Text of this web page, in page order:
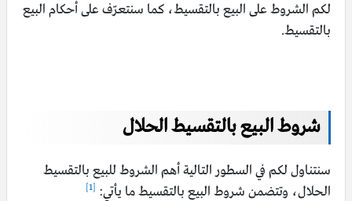
لكم الشروط على البيع بالتقسيط، كما سنتعرّف على أحكام البيع
بالتقسيط.
شروط البيع بالتقسيط الحلال
سنتناول لكم في السطور التالية أهم الشروط للبيع بالتقسيط
الحلال، وتتضمن شروط البيع بالتقسيط ما يأتي: [1]